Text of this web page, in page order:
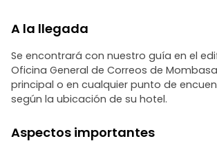
A la llegada
Se encontrará con nuestro guía en el
Oficina General de Correos de
principal o en cualquier punto de
según la ubicación de su hotel.
Aspectos importantes